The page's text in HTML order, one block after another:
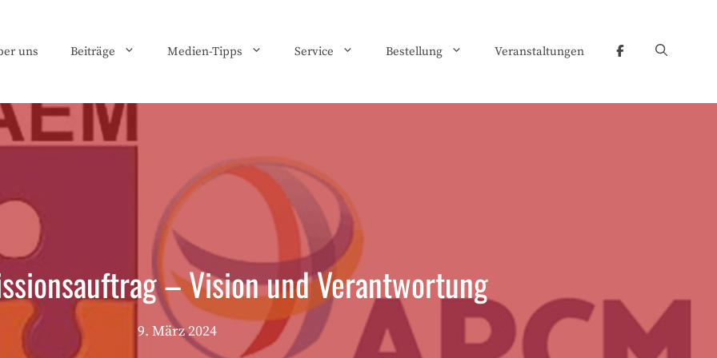
uns Beiträge Medien-Tipps Service Bestellung Veranstaltungen
– Vision und Verantwortung
9. März 2024